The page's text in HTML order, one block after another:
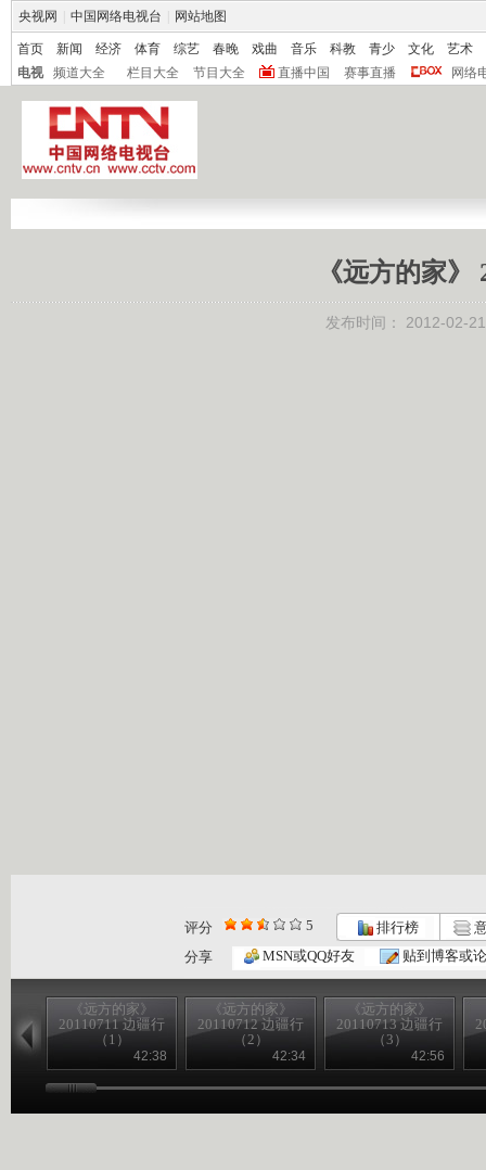
央视网 中国网络电视台 网站地图
首页 新闻 经济 体育 综艺 春晚 戏曲 音乐 科教 青少 文化
艺术
电视
频道大全 栏目大全 节目大全 直播中国 赛事直播 网络
《远方的家》
发布时间： 2012-02-
评分 5 排行榜
分享
MSN或QQ好友 贴到博客或
《远方的家》
20110711 边疆行
（1）
42:38
《远方的家》
20110712 边疆行
（2）
42:34
《远方的家》
20110713 边疆行
（3）
42:56